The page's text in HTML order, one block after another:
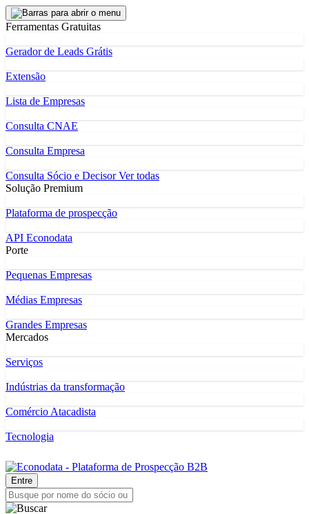
Ferramentas Gratuitas
Gerador de Leads Grátis
Extensão
Lista de Empresas
Consulta CNAE
Consulta Empresa
Consulta Sócio e DecisorVer todas
Solução Premium
Plataforma de prospecção
API Econodata
Porte
Pequenas Empresas
Médias Empresas
Grandes Empresas
Mercados
Serviços
Indústrias da transformação
Comércio Atacadista
Tecnologia
Entre